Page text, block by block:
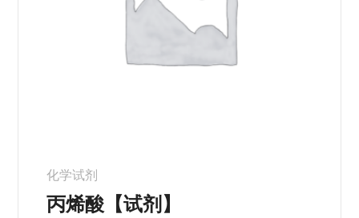
化学试剂
丙烯酸【试剂】